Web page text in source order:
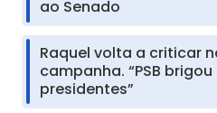
ao Senado
Raquel volta a criticar
campanha. “PSB
presidentes”